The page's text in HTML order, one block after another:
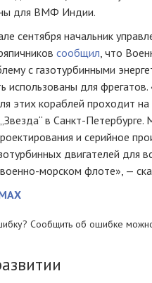
для ВМФ Индии.
сентября начальник
сообщил, что
с газотурбинными
использованы для
этих кораблей проходит
в Санкт-Петербурге.
и серийное
двигателей для
военно-морском флоте», —
Cообщить об ошибке